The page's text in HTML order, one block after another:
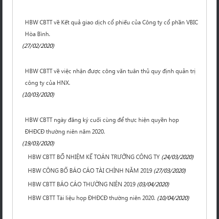
HBW CBTT về Kết quả giao dịch cổ phiếu của Công ty cổ phần VBIC
Hòa Bình.
(27/02/2020)
HBW CBTT về việc nhận được công văn tuân thủ quy định quản trị
công ty của HNX.
(10/03/2020)
HBW CBTT ngày đăng ký cuối cùng để thực hiện quyền họp
ĐHĐCĐ thường niên năm 2020.
(19/03/2020)
HBW CBTT BỔ NHIỆM KẾ TOÁN TRƯỞNG CÔNG TY (24/03/2020)
HBW CÔNG BỐ BÁO CÁO TÀI CHÍNH NĂM 2019 (27/03/2020)
HBW CBTT BÁO CÁO THƯỜNG NIÊN 2019 (03/04/2020)
HBW CBTT Tài liệu họp ĐHĐCĐ thường niên 2020. (10/04/2020)